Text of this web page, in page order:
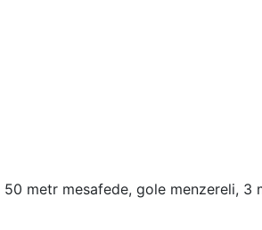
50 metr mesafede, gole